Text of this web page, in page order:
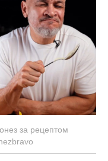
за рецептом